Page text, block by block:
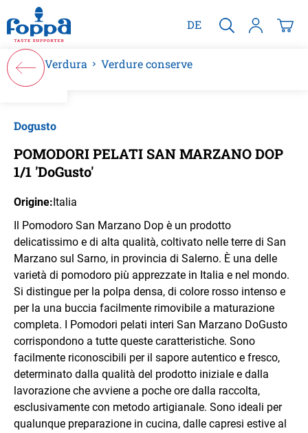
principale
DE
Verdura Verdure conserve
Dogusto
POMODORI PELATI SAN MARZANO DOP
1/1 'DoGusto'
Origine:Italia
Il Pomodoro San Marzano Dop è un prodotto
delicatissimo e di alta qualità, coltivato nelle terre di San
Marzano sul Sarno, in provincia di Salerno. È una delle
varietà di pomodoro più apprezzate in Italia e nel mondo.
Si distingue per la polpa densa, di colore rosso intenso e
per la una buccia facilmente rimovibile a maturazione
completa. I Pomodori pelati interi San Marzano DoGusto
corrispondono a tutte queste caratteristiche. Sono
facilmente riconoscibili per il sapore autentico e fresco,
determinato dalla qualità del prodotto iniziale e dalla
lavorazione che avviene a poche ore dalla raccolta,
esclusivamente con metodo artigianale. Sono ideali per
qualunque preparazione in cucina, dalle capresi estive al